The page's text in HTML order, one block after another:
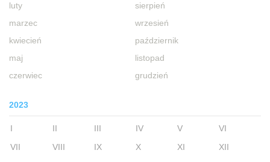
luty
marzec
kwiecień
maj
czerwiec
sierpień
wrzesień
październik
listopad
grudzień
2023
I II III IV V
VI
VII
VIII IX X XI XII